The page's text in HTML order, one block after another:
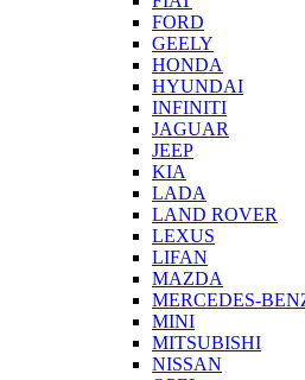
FORD
GEELY
HONDA
HYUNDAI
INFINITI
JAGUAR
JEEP
KIA
LADA
LAND ROVER
LEXUS
LIFAN
MAZDA
MERCEDES-
MINI
MITSUBISHI
NISSAN